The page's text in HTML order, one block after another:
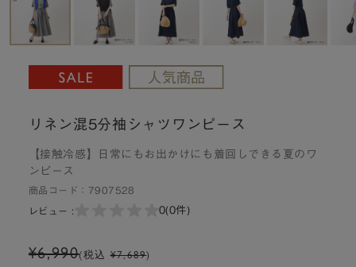
リネン混5分袖シャツワンピース
【接触冷感】日常にもお出かけにも着回しできる夏のワ
ンピース
商品コード： 7907528
レビュー : 0(0件)
¥6,990(税込¥7,689)